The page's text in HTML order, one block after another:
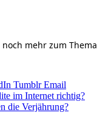
mehr zum Thema
Tumblr Email
im Internet richtig?
die Verjährung?